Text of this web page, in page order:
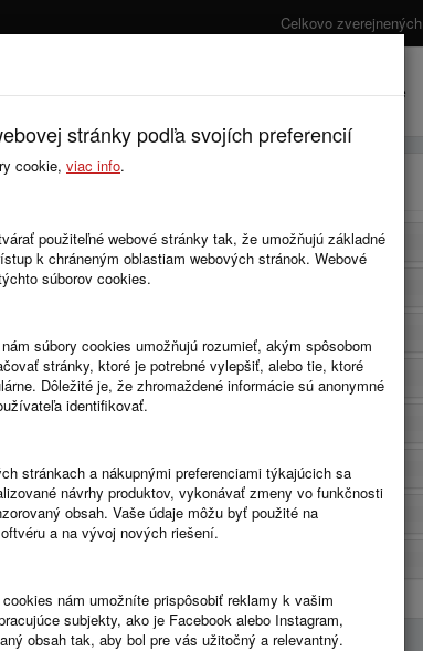
Celkovo zverejnených
Úvod Cenník O projekte
stránky podľa svojích preferencií
cookie, viac info.
použiteľné webové stránky tak, že umožňujú základné
k chráneným oblastiam webových stránok. Webové
súborov cookies.
súbory cookies umožňujú rozumieť, akým spôsobom
stránky, ktoré je potrebné vylepšiť, alebo tie, ktoré
Dôležité je, že zhromaždené informácie sú anonymné
identifikovať.
stránkach a nákupnými preferenciami týkajúcich sa
návrhy produktov, vykonávať zmeny vo funkčnosti
obsah. Vaše údaje môžu byť použité na
a na vývoj nových riešení.
nám umožníte prispôsobiť reklamy k vašim
subjekty, ako je Facebook alebo Instagram,
obsah tak, aby bol pre vás užitočný a relevantný.